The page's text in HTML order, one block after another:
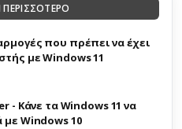
που πρέπει να έχει
με Windows 11
- Κάνε τα Windows 11 να
με Windows 10